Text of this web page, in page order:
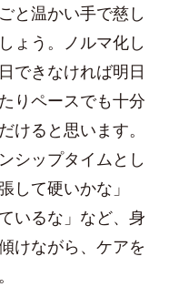
と温かい手で慈し
ょう。ノルマ化し
できなければ明日
りペースでも十分
けると思います。
シップタイムとし
して硬いかな」
いるな」など、身
けながら、ケアを